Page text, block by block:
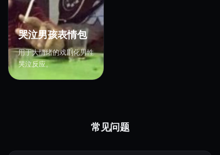
哭泣男孩表情包
用于大情绪的戏剧化男性
哭泣反应。
常见问题